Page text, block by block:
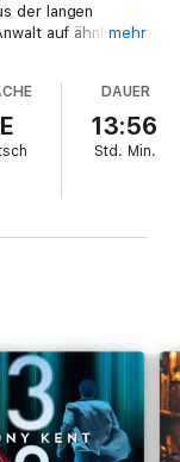
der langen
auf ähnliche
die Spur direkt
Devlin, führt. Liegt
Ein
mit DCI Levy und
mehr
DAUER
13:56
Std. Min.